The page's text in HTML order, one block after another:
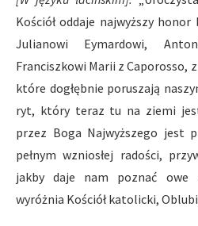
Kościół oddaje najwyższy honor
Julianowi Eymardowi,
Franciszkowi Marii z Caporosso,
które dogłębnie poruszają
ryt, który teraz tu na ziemi
przez Boga Najwyższego jest
pełnym wzniosłej radości,
jakby daje nam poznać owe
wyróżnia Kościół katolicki,